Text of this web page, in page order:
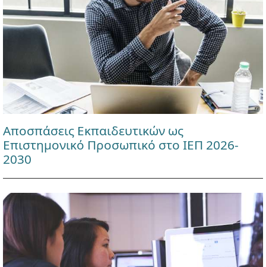
Αποσπάσεις Εκπαιδευτικών ως
Επιστημονικό Προσωπικό στο ΙΕΠ 2026-
2030